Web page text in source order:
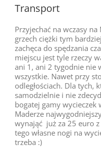
Transport
Przyjechać na wczasy
grzech ciężki tym
zachęca do spędzania
miejscu jest tyle rzeczy
ani 1, ani 2 tygodnie nie
wszystkie. Nawet przy
odległościach. Dla tych,
samodzielnie i nie
bogatej gamy wycieczek
Maderze
wynająć już za 25 euro
tego własne nogi na
trzeba :)